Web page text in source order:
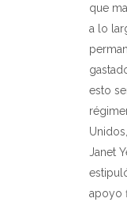
que
a lo
esto
Janet
apoyo